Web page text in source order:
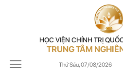
HỌC VIỆN CHÍNH TRỊ
TRUNG TÂM
Thứ Sáu,07/08/2026